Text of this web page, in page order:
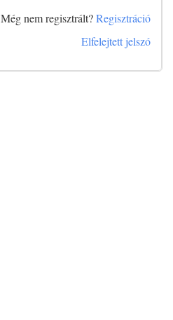
Még nem regisztrált?Regisztráció
Elfelejtett jelszó